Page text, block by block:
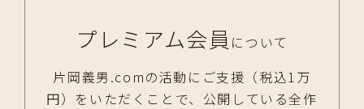
プレミアム会員 について
片岡義男.comの活動にご支援（税込1万
円）をいただくことで、公開している全作